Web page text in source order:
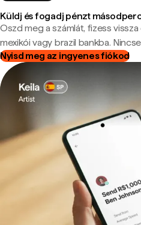
Küldj és fogadj pénzt
Oszd meg a számlát, fizess
mexikói vagy brazil bankba.
Nyisd meg az ingyenes fiókod